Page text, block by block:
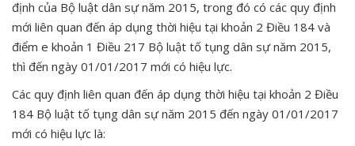
định của Bộ luật dân sự năm 2015, trong đó có các quy định
mới liên quan đến áp dụng thời hiệu tại khoản 2 Điều 184 và
điểm e khoản 1 Điều 217 Bộ luật tố tụng dân sự năm 2015,
thì đến ngày 01/01/2017 mới có hiệu lực.
Các quy định liên quan đến áp dụng thời hiệu tại khoản 2 Điều
184 Bộ luật tố tụng dân sự năm 2015 đến ngày 01/01/2017
mới có hiệu lực là: